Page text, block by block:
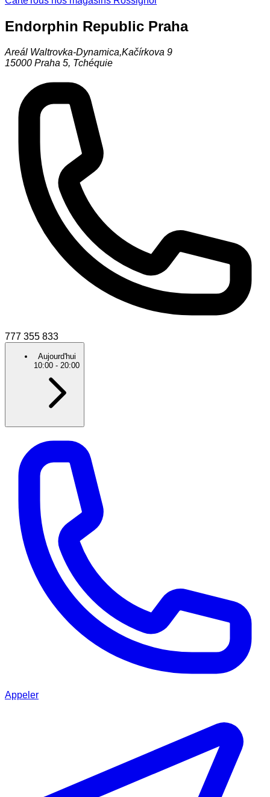
Endorphin Republic Praha
Areál Waltrovka-Dynamica,Kačírkova 9
15000 Praha 5, Tchéquie
777 355 833
Aujourd'hui
10:00 - 20:00
Appeler